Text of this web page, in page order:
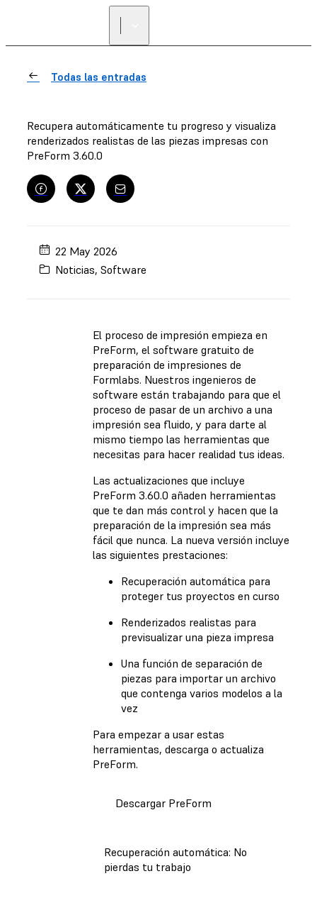
Todas las entradas
Recupera automáticamente tu progreso y visualiza
renderizados realistas de las piezas impresas con
PreForm 3.60.0
22 May 2026
Noticias,Software
El proceso de impresión empieza en
PreForm, el software gratuito de
preparación de impresiones de
Formlabs. Nuestros ingenieros de
software están trabajando para que el
proceso de pasar de un archivo a una
impresión sea fluido, y para darte al
mismo tiempo las herramientas que
necesitas para hacer realidad tus ideas.
Las actualizaciones que incluye
PreForm 3.60.0 añaden herramientas
que te dan más control y hacen que la
preparación de la impresión sea más
fácil que nunca. La nueva versión incluye
las siguientes prestaciones:
Recuperación automática para
proteger tus proyectos en curso
Renderizados realistas para
previsualizar una pieza impresa
Una función de separación de
piezas para importar un archivo
que contenga varios modelos a la
vez
Para empezar a usar estas
herramientas, descarga o actualiza
PreForm.
Descargar PreForm
Recuperación automática: No
pierdas tu trabajo